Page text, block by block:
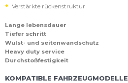
Verstärkte rückenstruktur
Lange lebensdauer
Tiefer schritt
Wulst- und seitenwandschutz
Heavy duty service
Durchstoßfestigkeit
KOMPATIBLE FAHRZEUGMODELLE